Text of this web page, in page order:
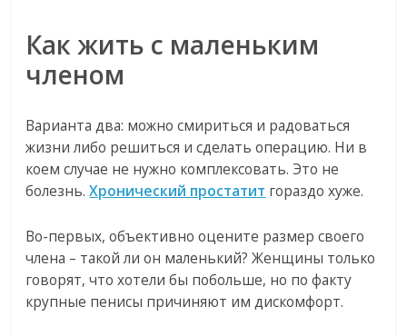
Как жить с маленьким
членом
Варианта два: можно смириться и радоваться
жизни либо решиться и сделать операцию. Ни в
коем случае не нужно комплексовать. Это не
болезнь.Хронический простатит гораздо хуже.
Во-первых, объективно оцените размер своего
члена – такой ли он маленький? Женщины только
говорят, что хотели бы побольше, но по факту
крупные пенисы причиняют им дискомфорт.